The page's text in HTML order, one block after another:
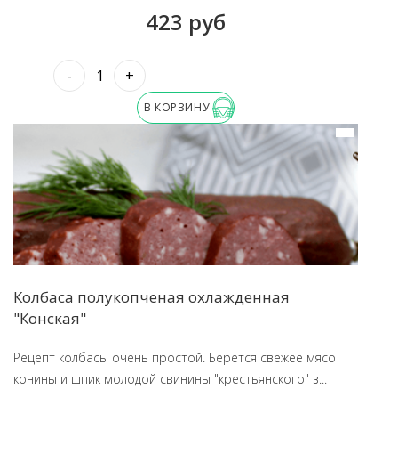
423 руб
- +
В КОРЗИНУ
Колбаса полукопченая охлажденная
"Конская"
Рецепт колбасы очень простой. Берется свежее мясо
конины и шпик молодой свинины "крестьянского" з...